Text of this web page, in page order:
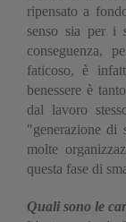
ripensato a
senso sia per i
conseguenza,
faticoso, è
benessere è
dal lavoro
"generazione di
molte
questa fase di
Quali sono le